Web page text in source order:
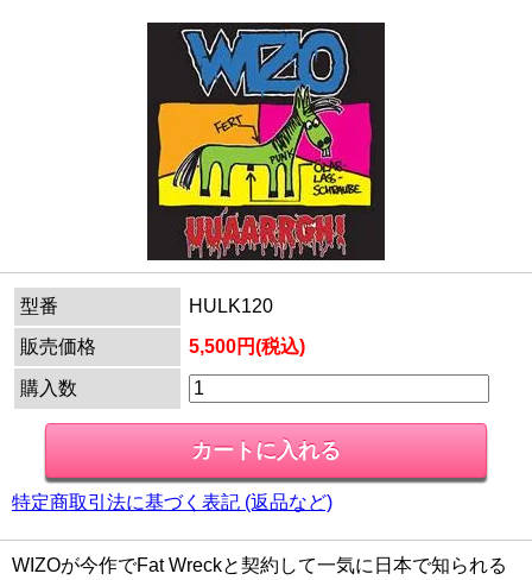
型番
HULK120
販売価格
5,500円(税込)
購入数
特定商取引法に基づく表記 (返品など)
WIZOが今作でFat Wreckと契約して一気に日本で知られる